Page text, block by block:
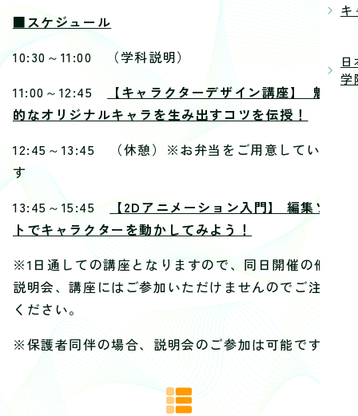
キ
学
■スケジュール
10:30～11:00 （学科説明）
11:00～12:45
【キャラクターデザイン講座】 魅力
的なオリジナルキャラを生み出すコツを伝授！
12:45～13:45 （休憩）※お弁当をご用意していま
す
13:45～15:45
【2Dアニメーション入門】 編集ソフ
トでキャラクターを動かしてみよう！
※1日通しての講座となりますので、同日開催の他の
説明会、講座にはご参加いただけませんのでご注意
ください。
※保護者同伴の場合、説明会のご参加は可能です。